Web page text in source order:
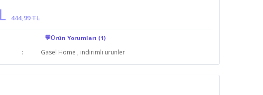
444,99 TL
💬Ürün Yorumları (1)
Gasel Home , ındırımlı urunler